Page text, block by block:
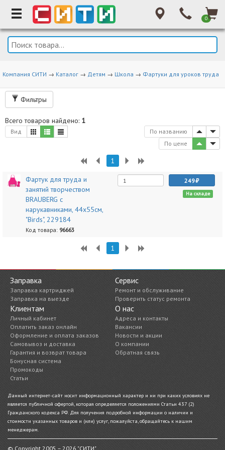
0
Компания СИТИ → Каталог → Детям → Школа → Фартуки для уроков труда
Фильтры
Всего товаров найдено: 1
Вид
По названию
По цене
1
Фартук для труда и
занятий творчеством
BRAUBERG с
нарукавниками, 44х55см,
"Birds", 229184
Код товара: 96663
249
На складе
1
Заправка
Заправка картриджей
Заправка на выезде
Сервис
Ремонт и обслуживание
Проверить статус ремонта
Клиентам
Личный кабинет
Оплатить заказ онлайн
Оформление и оплата заказов
Самовывоз и доставка
Гарантия и возврат товара
Бонусная система
Промокоды
Статьи
О нас
Адреса и контакты
Вакансии
Новости и акции
О компании
Обратная связь
Данный интернет-сайт носит информационный характер и ни при каких условиях не
является публичной офертой, которая определяется положениями Статьи 437 (2)
Гражданского кодекса РФ. Для получения подробной информации о наличии и
стоимости указанных товаров и (или) услуг, пожалуйста, обращайтесь к нашим
менеджерам.
© Copyright 2005 – 2026 "СИТИ"